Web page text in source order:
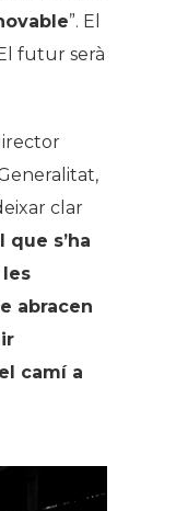
”. El
futur serà
clar
s’ha
abracen
camí a